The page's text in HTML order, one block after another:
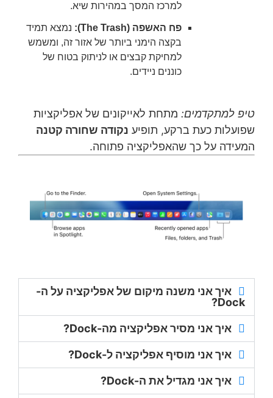
למרכז המסך במהירות שיא.
פח האשפה (The Trash):
נמצא תמיד
בקצה הימני ביותר של אזור זה, ומשמש
למחיקת קבצים או לניתוק בטוח של
כוננים ניידים.
טיפ למתקדמים: מתחת לאייקונים של אפליקציות
שפועלות כעת ברקע, תופיע נקודה שחורה קטנה
המעידה על כך שהאפליקציה פתוחה.
איך אני משנה מיקום של אפליקציה על ה-
Dock?
איך אני מסיר אפליקציה מה-Dock?
איך אני מוסיף אפליקציה ל-Dock?
איך אני מגדיל את ה-Dock?